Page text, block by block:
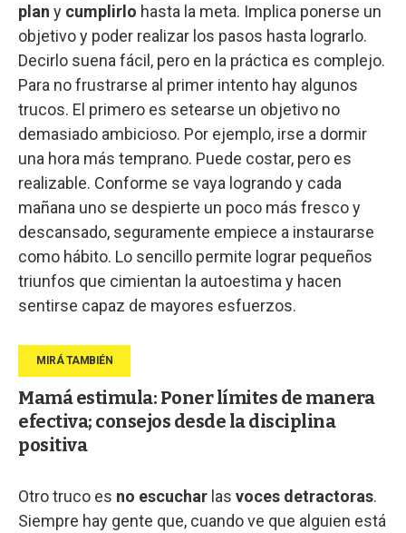
plan y cumplirlo hasta la meta. Implica ponerse un
objetivo y poder realizar los pasos hasta lograrlo.
Decirlo suena fácil, pero en la práctica es complejo.
Para no frustrarse al primer intento hay algunos
trucos. El primero es setearse un objetivo no
demasiado ambicioso. Por ejemplo, irse a dormir
una hora más temprano. Puede costar, pero es
realizable. Conforme se vaya logrando y cada
mañana uno se despierte un poco más fresco y
descansado, seguramente empiece a instaurarse
como hábito. Lo sencillo permite lograr pequeños
triunfos que cimientan la autoestima y hacen
sentirse capaz de mayores esfuerzos.
Mamá estimula: Poner límites de manera
efectiva; consejos desde la disciplina
positiva
Otro truco es no escuchar las voces detractoras.
Siempre hay gente que, cuando ve que alguien está